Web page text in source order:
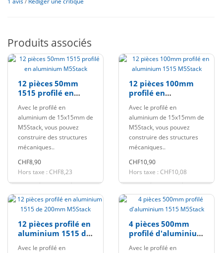
Produits associés
12 pièces 50mm
1515 profilé en
Avec le profilé en
aluminium de 15x15mm de
M5Stack, vous pouvez
construire des structures
mécaniques..
CHF8,90
Hors taxe : CHF8,23
12 pièces 100mm
profilé en
M5Stack
Avec le profilé en
aluminium de 15x15mm de
M5Stack, vous pouvez
construire des structures
mécaniques..
CHF10,90
Hors taxe : CHF10,08
12 pièces profilé en
aluminium 1515 de
Avec le profilé en
4 pièces 500mm
profilé d'aluminium
Avec le profilé en